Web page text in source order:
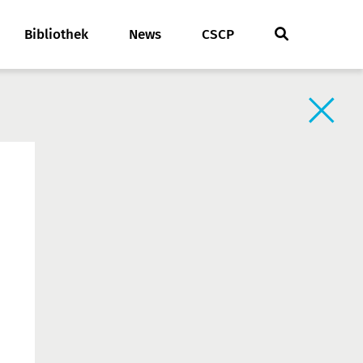
Bibliothek News CSCP
Zurück